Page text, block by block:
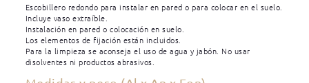
Escobillero redondo para instalar en pared o para colocar en el suelo.
Incluye vaso extraíble.
Instalación en pared o colocación en suelo.
Los elementos de fijación están incluidos.
Para la limpieza se aconseja el uso de agua y jabón. No usar
disolventes ni productos abrasivos.